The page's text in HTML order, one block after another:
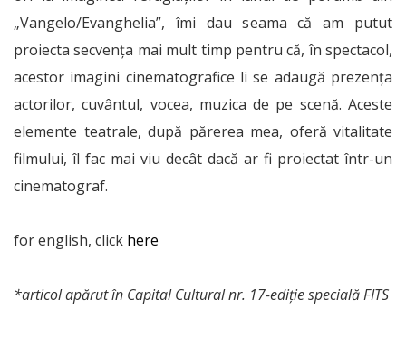
„Vangelo/Evanghelia”, îmi dau seama că am putut
proiecta secvența mai mult timp pentru că, în spectacol,
acestor imagini cinematografice li se adaugă prezența
actorilor, cuvântul, vocea, muzica de pe scenă. Aceste
elemente teatrale, după părerea mea, oferă vitalitate
filmului, îl fac mai viu decât dacă ar fi proiectat într-un
cinematograf.
for english, click here
*articol apărut în Capital Cultural nr. 17-ediție specială FITS